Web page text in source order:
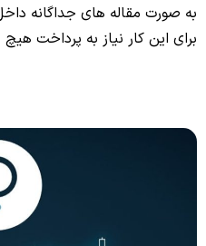
به صورت مقاله های جداگانه
برای این کار نیاز به پرداخت هیچ